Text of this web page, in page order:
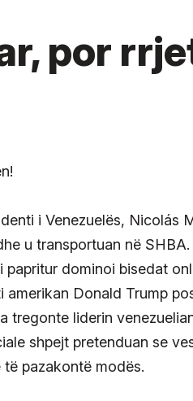
por
i Venezuelës, Nicolás
u transportuan në
dominoi bisedat
amerikan Donald Trump
tregonte liderin
shpejt pretenduan se
pazakontë modës.